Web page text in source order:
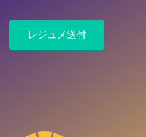
レジュメ送付